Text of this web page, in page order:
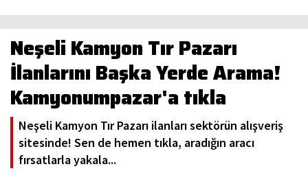
Neşeli Kamyon Tır Pazarı
İlanlarını Başka Yerde Arama!
Kamyonumpazar'a tıkla
Neşeli Kamyon Tır Pazarı ilanları sektörün alışveriş
sitesinde! Sen de hemen tıkla, aradığın aracı
fırsatlarla yakala...